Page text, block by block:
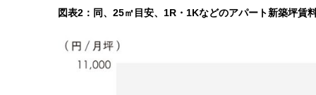
図表2：同、25㎡目安、1R・1Kなどのアパート新築坪賃